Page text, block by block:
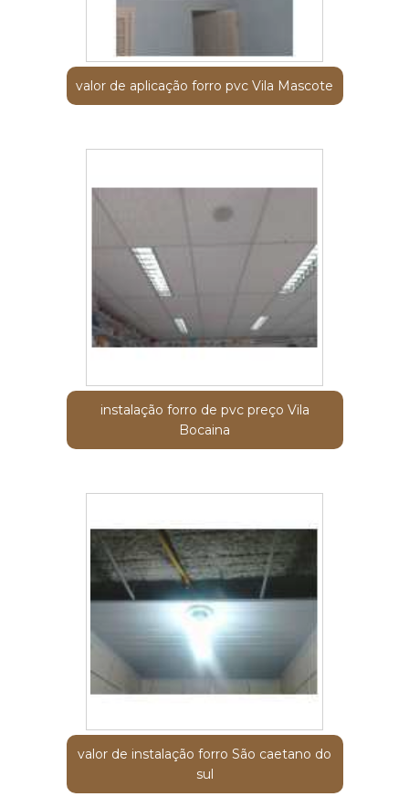
valor de aplicação forro pvc Vila Mascote
instalação forro de pvc preço Vila
Bocaina
valor de instalação forro São caetano do
sul